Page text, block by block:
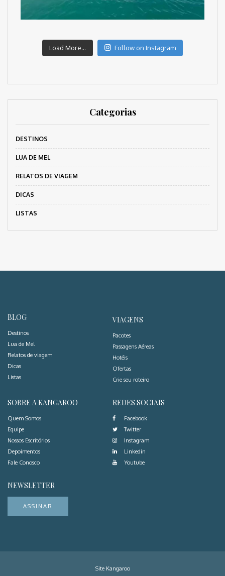
Load More... Follow on Instagram
Categorias
DESTINOS
LUA DE MEL
RELATOS DE VIAGEM
DICAS
LISTAS
BLOG
Destinos
Lua de Mel
Relatos de viagem
Dicas
Listas
VIAGENS
Pacotes
Passagens Aéreas
Hotéis
Ofertas
Crie seu roteiro
SOBRE A KANGAROO
Quem Somos
Equipe
Nossos Escritórios
Depoimentos
Fale Conosco
REDES SOCIAIS
Facebook
Twitter
Instagram
Linkedin
Youtube
NEWSLETTER
ASSINAR
Site Kangaroo